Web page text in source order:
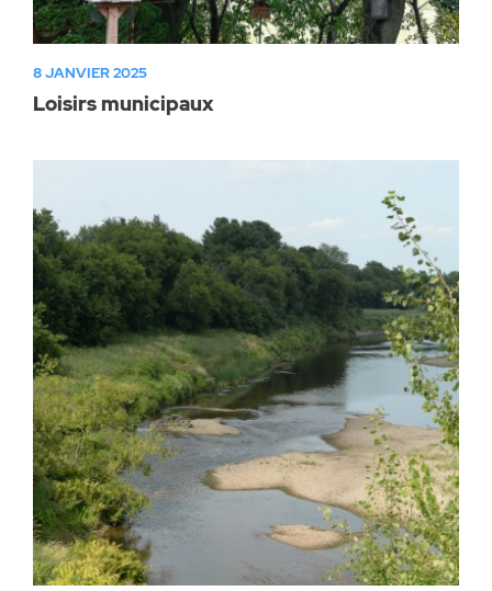
8 JANVIER 2025
Loisirs municipaux